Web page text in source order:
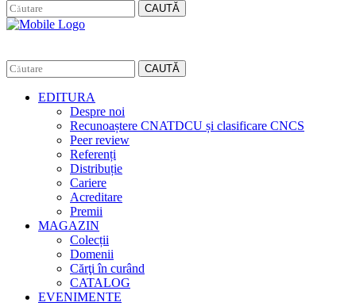
CAUTĂ
CAUTĂ
EDITURA
Despre noi
Recunoaștere CNATDCU și clasificare CNCS
Peer review
Referenți
Distribuție
Cariere
Acreditare
Premii
MAGAZIN
Colecții
Domenii
Cărţi în curând
CATALOG
EVENIMENTE